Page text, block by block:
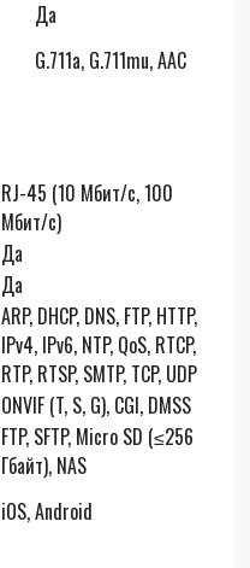
Да
G.711a, G.711mu, AAC
RJ-45 (10 Мбит/с, 100
Мбит/с)
Да
Да
ARP, DHCP, DNS, FTP, HTTP,
IPv4, IPv6, NTP, QoS, RTCP,
RTP, RTSP, SMTP, TCP, UDP
ONVIF (T, S, G), CGI, DMSS
FTP, SFTP, Micro SD (≤256
Гбайт), NAS
iOS, Android